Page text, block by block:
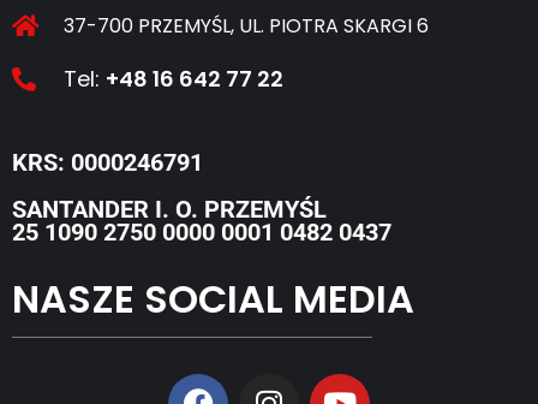
37-700 PRZEMYŚL, UL. PIOTRA SKARGI 6
Tel: +48 16 642 77 22
KRS: 0000246791
SANTANDER I. O. PRZEMYŚL
25 1090 2750 0000 0001 0482 0437
NASZE SOCIAL MEDIA